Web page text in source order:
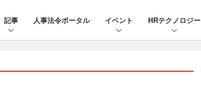
記事 人事法令ポータル イベント HRテクノロジー